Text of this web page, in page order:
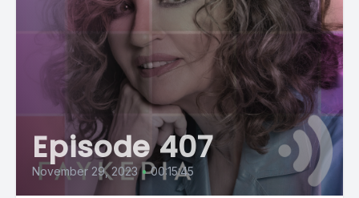
Episode 407
November 29, 2023 • 00:15:45